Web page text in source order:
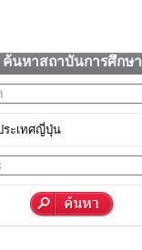
ค้นหาสถาบันการศึกษา
ระเทศญี่ปุ่น